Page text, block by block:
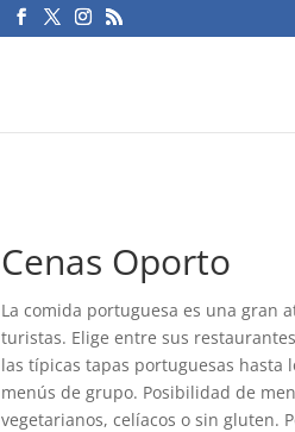
Cenas Oporto
La comida portuguesa es una gran
turistas. Elige entre sus
las típicas tapas portuguesas hasta
menús de grupo. Posibilidad de
vegetarianos, celíacos o sin gluten.